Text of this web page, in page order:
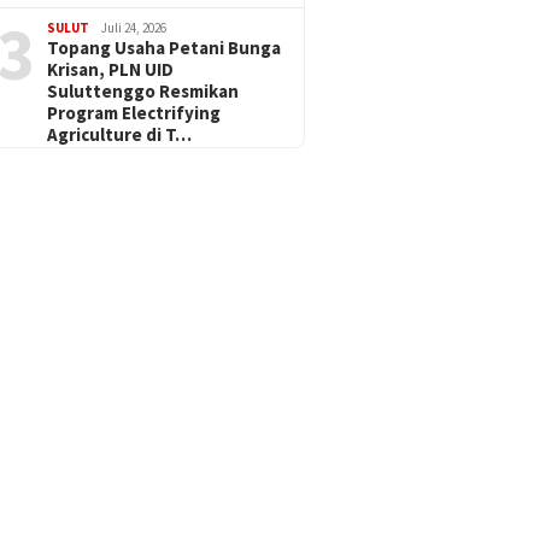
SULUT Juli 24, 2026
Topang Usaha Petani Bunga
Krisan, PLN UID
Suluttenggo Resmikan
Program Electrifying
Agriculture di T…